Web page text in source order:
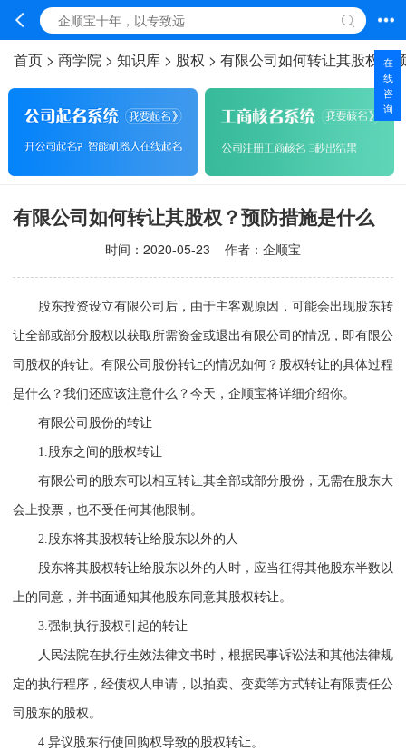
首页 > 商学院 > 知识库 > 股权 > 有限公司如何转让其股权？
有限公司如何转让其股权？预防措施是什么
时间： 2020-05-23 作者：企顺宝
股东投资设立有限公司后，由于主客观原因，可能会出现股东转
让全部或部分股权以获取所需资金或退出有限公司的情况，即有限公
司股权的转让。有限公司股份转让的情况如何？股权转让的具体过程
是什么？我们还应该注意什么？今天，企顺宝将详细介绍你。
有限公司股份的转让
1.股东之间的股权转让
有限公司的股东可以相互转让其全部或部分股份，无需在股东大
会上投票，也不受任何其他限制。
2.股东将其股权转让给股东以外的人
股东将其股权转让给股东以外的人时，应当征得其他股东半数以
上的同意，并书面通知其他股东同意其股权转让。
3.强制执行股权引起的转让
人民法院在执行生效法律文书时，根据民事诉讼法和其他法律规
定的执行程序，经债权人申请，以拍卖、变卖等方式转让有限责任公
司股东的股权。
4.异议股东行使回购权导致的股权转让。
在
线
咨
询